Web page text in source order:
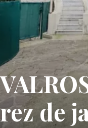
rez de